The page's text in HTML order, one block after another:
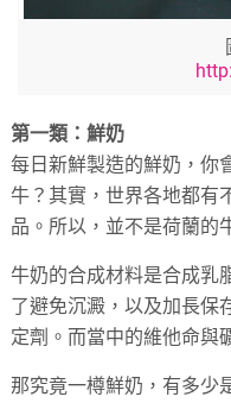
第一類：鮮奶
每日新鮮製造的鮮奶，你
牛？其實，世界各地都有
品。所以，並不是荷蘭的
牛奶的合成材料是合成乳
了避免沉澱，以及加長保
定劑。而當中的維他命與
那究竟一樽鮮奶，有多少